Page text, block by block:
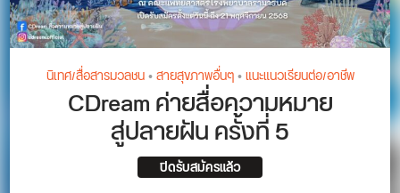
นิเทศ/สื่อสารมวลชน•สายสุขภาพอื่นๆ•แนะแนวเรียนต่อ/อาชีพ
CDream ค่ายสื่อความหมาย
สู่ปลายฝัน ครั้งที่ 5
ปิดรับสมัครแล้ว